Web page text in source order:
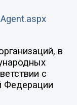
в
с
Федерации